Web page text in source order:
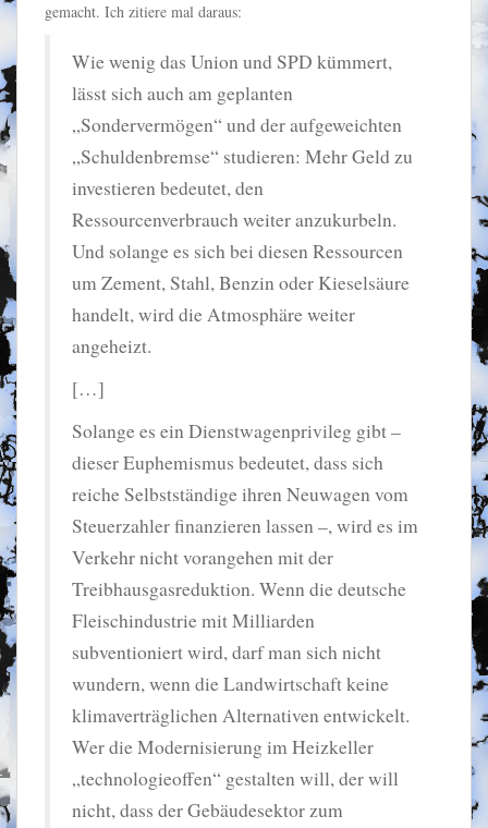
gemacht. Ich zitiere mal daraus:
Wie wenig das Union und SPD kümmert,
lässt sich auch am geplanten
„Sondervermögen“ und der aufgeweichten
„Schuldenbremse“ studieren: Mehr Geld zu
investieren bedeutet, den
Ressourcenverbrauch weiter anzukurbeln.
Und solange es sich bei diesen Ressourcen
um Zement, Stahl, Benzin oder Kieselsäure
handelt, wird die Atmosphäre weiter
angeheizt.
[…]
Solange es ein Dienstwagenprivileg gibt –
dieser Euphemismus bedeutet, dass sich
reiche Selbstständige ihren Neuwagen vom
Steuerzahler finanzieren lassen –, wird es im
Verkehr nicht vorangehen mit der
Treibhausgasreduktion. Wenn die deutsche
Fleischindustrie mit Milliarden
subventioniert wird, darf man sich nicht
wundern, wenn die Landwirtschaft keine
klimaverträglichen Alternativen entwickelt.
Wer die Modernisierung im Heizkeller
„technologieoffen“ gestalten will, der will
nicht, dass der Gebäudesektor zum